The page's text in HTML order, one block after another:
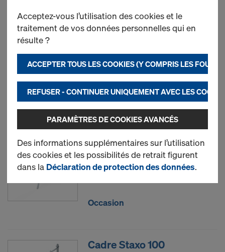
Tube d'échafaudage
48,3mm
Neuf
Occasion
Neuf
Occasion
Cadre Staxo 100
Acceptez-vous l’utilisation des cookies et le
traitement de vos données personnelles qui en
résulte ?
ACCEPTER TOUS LES COOKIES (Y COMPRIS LES
REFUSER - CONTINUER UNIQUEMENT AVEC LES
PARAMÈTRES DE COOKIES AVANCÉS
Des informations supplémentaires sur l’utilisation
des cookies et les possibilités de retrait figurent
dans la Déclaration de protection des données.